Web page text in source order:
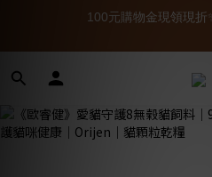
100元購物金現領現折✨